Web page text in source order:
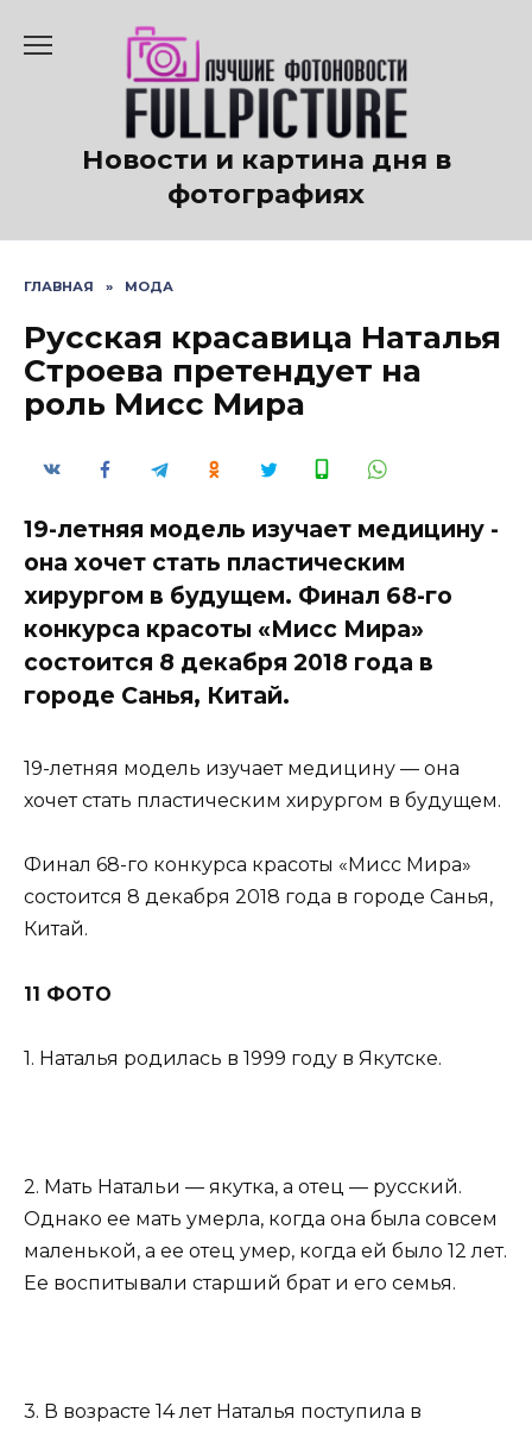
содержанию
Новости и картина дня в
фотографиях
ГЛАВНАЯ » МОДА
Русская красавица Наталья
Строева претендует на
роль Мисс Мира
19-летняя модель изучает медицину -
она ​​хочет стать пластическим
хирургом в будущем. Финал 68-го
конкурса красоты «Мисс Мира»
состоится 8 декабря 2018 года в
городе Санья, Китай.
19-летняя модель изучает медицину — она ​​
хочет стать пластическим хирургом в будущем.
Финал 68-го конкурса красоты «Мисс Мира»
состоится 8 декабря 2018 года в городе Санья,
Китай.
11 ФОТО
1. Наталья родилась в 1999 году в Якутске.
2. Мать Натальи — якутка, а отец — русский.
Однако ее мать умерла, когда она была совсем
маленькой, а ее отец умер, когда ей было 12 лет.
Ее воспитывали старший брат и его семья.
3. В возрасте 14 лет Наталья поступила в